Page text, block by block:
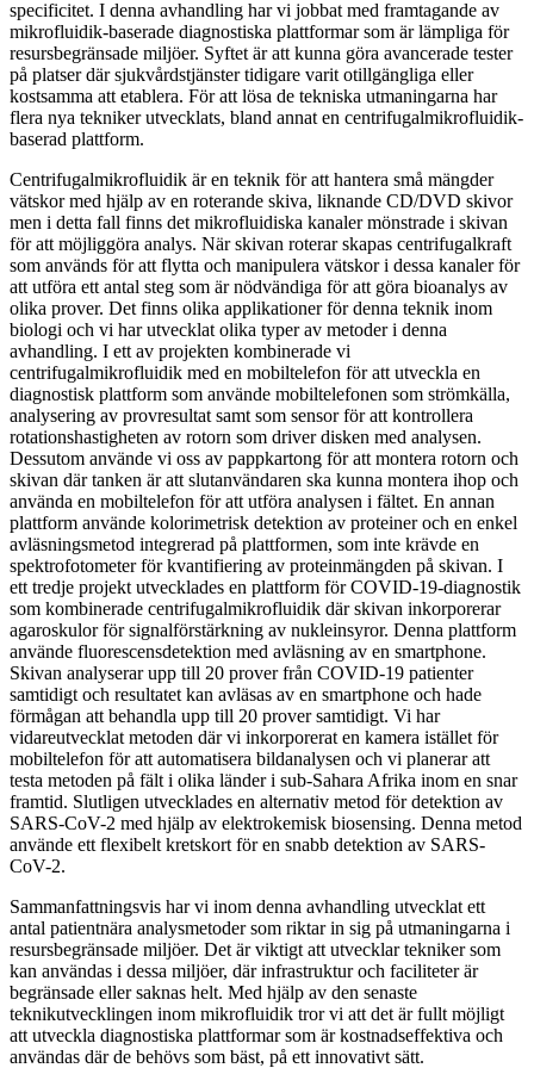
specificitet. I denna avhandling har vi jobbat med framtagande av
mikrofluidik-baserade diagnostiska plattformar som är lämpliga för
resursbegränsade miljöer. Syftet är att kunna göra avancerade tester
på platser där sjukvårdstjänster tidigare varit otillgängliga eller
kostsamma att etablera. För att lösa de tekniska utmaningarna har
flera nya tekniker utvecklats, bland annat en centrifugalmikrofluidik-
baserad plattform.
Centrifugalmikrofluidik är en teknik för att hantera små mängder
vätskor med hjälp av en roterande skiva, liknande CD/DVD skivor
men i detta fall finns det mikrofluidiska kanaler mönstrade i skivan
för att möjliggöra analys. När skivan roterar skapas centrifugalkraft
som används för att flytta och manipulera vätskor i dessa kanaler för
att utföra ett antal steg som är nödvändiga för att göra bioanalys av
olika prover. Det finns olika applikationer för denna teknik inom
biologi och vi har utvecklat olika typer av metoder i denna
avhandling. I ett av projekten kombinerade vi
centrifugalmikrofluidik med en mobiltelefon för att utveckla en
diagnostisk plattform som använde mobiltelefonen som strömkälla,
analysering av provresultat samt som sensor för att kontrollera
rotationshastigheten av rotorn som driver disken med analysen.
Dessutom använde vi oss av pappkartong för att montera rotorn och
skivan där tanken är att slutanvändaren ska kunna montera ihop och
använda en mobiltelefon för att utföra analysen i fältet. En annan
plattform använde kolorimetrisk detektion av proteiner och en enkel
avläsningsmetod integrerad på plattformen, som inte krävde en
spektrofotometer för kvantifiering av proteinmängden på skivan. I
ett tredje projekt utvecklades en plattform för COVID-19-diagnostik
som kombinerade centrifugalmikrofluidik där skivan inkorporerar
agaroskulor för signalförstärkning av nukleinsyror. Denna plattform
använde fluorescensdetektion med avläsning av en smartphone.
Skivan analyserar upp till 20 prover från COVID-19 patienter
samtidigt och resultatet kan avläsas av en smartphone och hade
förmågan att behandla upp till 20 prover samtidigt. Vi har
vidareutvecklat metoden där vi inkorporerat en kamera istället för
mobiltelefon för att automatisera bildanalysen och vi planerar att
testa metoden på fält i olika länder i sub-Sahara Afrika inom en snar
framtid. Slutligen utvecklades en alternativ metod för detektion av
SARS-CoV-2 med hjälp av elektrokemisk biosensing. Denna metod
använde ett flexibelt kretskort för en snabb detektion av SARS-
CoV-2.
Sammanfattningsvis har vi inom denna avhandling utvecklat ett
antal patientnära analysmetoder som riktar in sig på utmaningarna i
resursbegränsade miljöer. Det är viktigt att utvecklar tekniker som
kan användas i dessa miljöer, där infrastruktur och faciliteter är
begränsade eller saknas helt. Med hjälp av den senaste
teknikutvecklingen inom mikrofluidik tror vi att det är fullt möjligt
att utveckla diagnostiska plattformar som är kostnadseffektiva och
användas där de behövs som bäst, på ett innovativt sätt.